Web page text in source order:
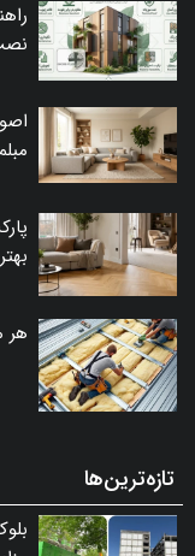
نصب
هر
تازه‌ترین‌ها